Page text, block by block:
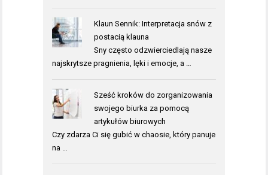
Klaun Sennik: Interpretacja snów z
postacią klauna
Sny często odzwierciedlają nasze
najskrytsze pragnienia, lęki i emocje, a …
Sześć kroków do zorganizowania
swojego biurka za pomocą
artykułów biurowych
Czy zdarza Ci się gubić w chaosie, który panuje
na …